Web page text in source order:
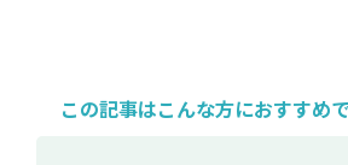
この記事はこんな方におすすめ